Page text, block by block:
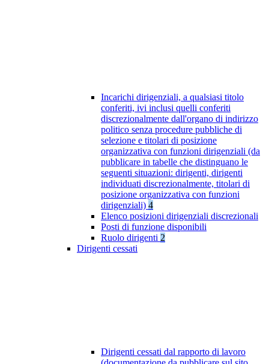
Incarichi dirigenziali, a qualsiasi titolo
conferiti, ivi inclusi quelli conferiti
discrezionalmente dall'organo di indirizzo
politico senza procedure pubbliche di
selezione e titolari di posizione
organizzativa con funzioni dirigenziali (da
pubblicare in tabelle che distinguano le
seguenti situazioni: dirigenti, dirigenti
individuati discrezionalmente, titolari di
posizione organizzativa con funzioni
dirigenziali) 4
Elenco posizioni dirigenziali discrezionali
Posti di funzione disponibili
Ruolo dirigenti 2
Dirigenti cessati
Dirigenti cessati dal rapporto di lavoro